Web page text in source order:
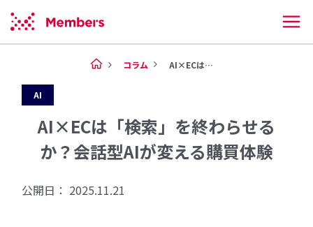
コラム AI×ECは「検索」を終わらせ...
AI
AI×ECは「検索」を終わらせる
か？会話型AIが変える購買体験
公開日： 2025.11.21